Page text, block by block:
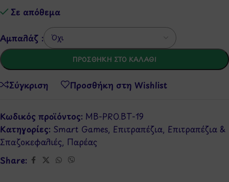
Σε απόθεμα
Αμπαλάζ :
ΠΡΟΣΘΉΚΗ ΣΤΟ ΚΑΛΆΘΙ
Σύγκριση Προσθήκη στη Wishlist
Κωδικός προϊόντος: MB-PRO.BT-19
Κατηγορίες: Smart Games, Επιτραπέζια, Επιτραπέζια &
Σπαζοκεφαλιές, Παρέας
Share: